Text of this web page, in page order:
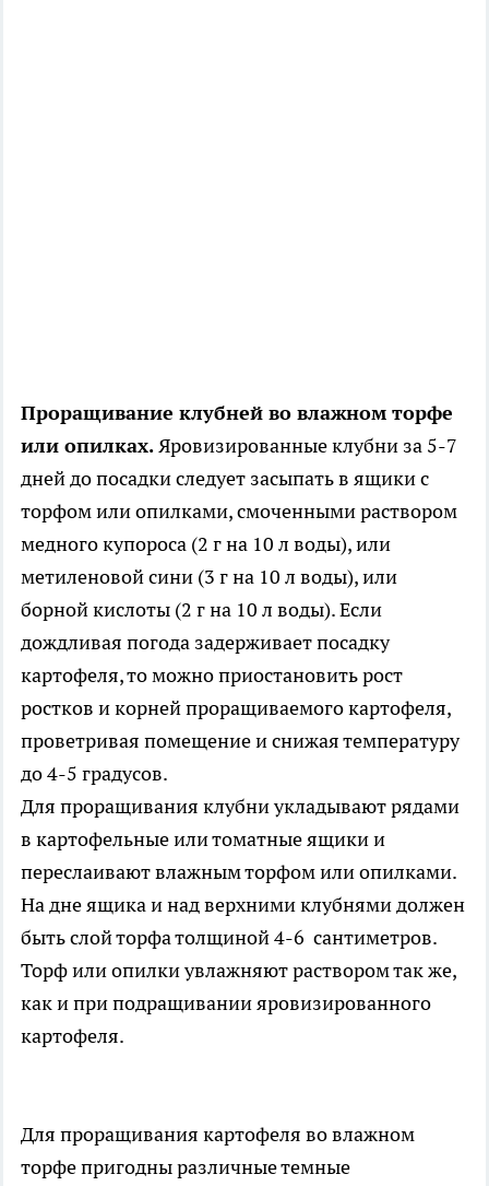
Проращивание клубней во влажном торфе
или опилках.Яровизированные клубни за 5-7
дней до посадки следует засыпать в ящики с
торфом или опилками, смоченными раствором
медного купороса (2 г на 10 л воды), или
метиленовой сини (3 г на 10 л воды), или
борной кислоты (2 г на 10 л воды). Если
дождливая погода задерживает посадку
картофеля, то можно приостановить рост
ростков и корней проращиваемого картофеля,
проветривая помещение и снижая температуру
до 4-5 градусов.
Для проращивания клубни укладывают рядами
в картофельные или томатные ящики и
переслаивают влажным торфом или опилками.
На дне ящика и над верхними клубнями должен
быть слой торфа толщиной 4-6 сантиметров.
Торф или опилки увлажняют раствором так же,
как и при подращивании яровизированного
картофеля.
Для проращивания картофеля во влажном
торфе пригодны различные темные